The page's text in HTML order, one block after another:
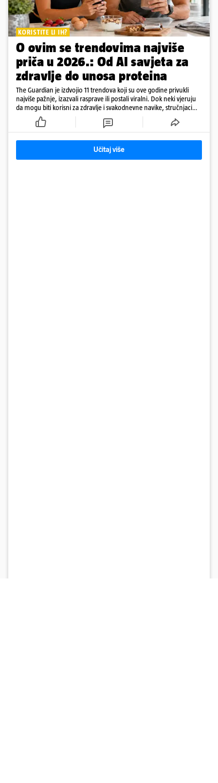
KORISTITE LI IH?
O ovim se trendovima najviše
priča u 2026.: Od AI savjeta za
zdravlje do unosa proteina
The Guardian je izdvojio 11 trendova koji su ove godine privukli
najviše pažnje, izazvali rasprave ili postali viralni. Dok neki vjeruju
da mogu biti korisni za zdravlje i svakodnevne navike, stručnjaci
upozoravaju da nema dovoljno čvrstih dokaza o njihovoj
učinkovitosti
Učitaj više